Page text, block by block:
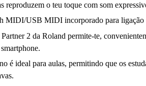
reproduzem o teu toque com som
MIDI/USB MIDI incorporado para ligação
2 da Roland permite-te,
é ideal para aulas, permitindo que os